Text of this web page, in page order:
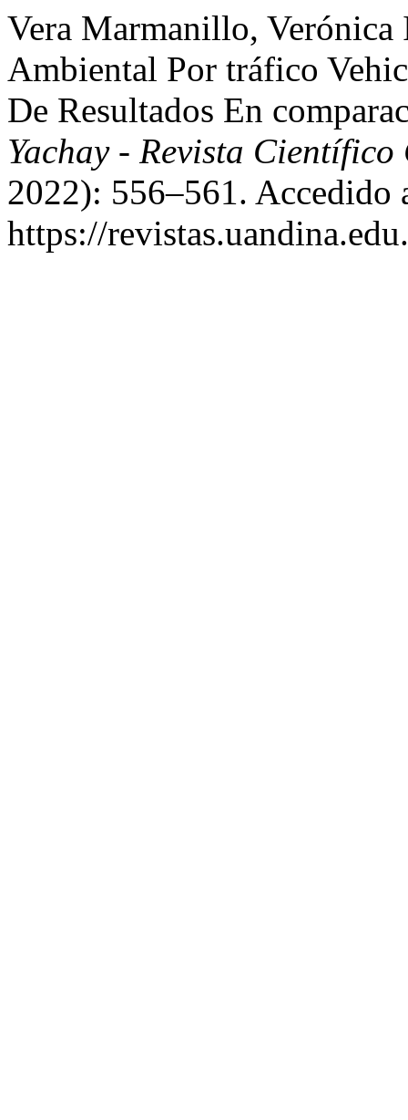
Vera Marmanillo,
Ambiental Por tráfico
De Resultados En
Yachay - Revista
2022): 556–561. Accedido
https://